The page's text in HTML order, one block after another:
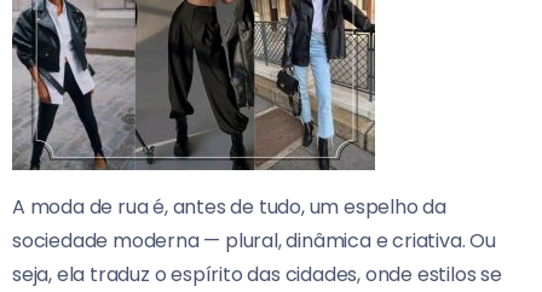
A moda de rua é, antes de tudo, um espelho da
sociedade moderna — plural, dinâmica e criativa. Ou
seja, ela traduz o espírito das cidades, onde estilos se